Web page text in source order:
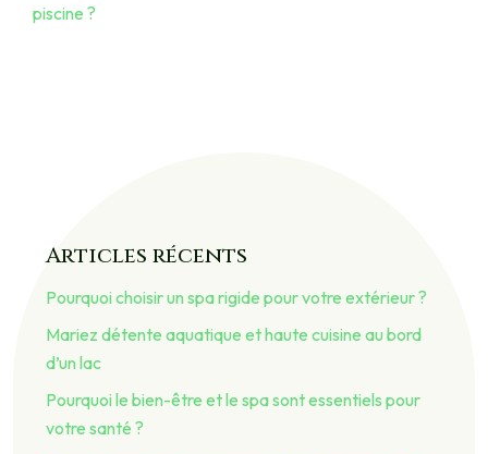
piscine ?
Articles récents
Pourquoi choisir un spa rigide pour votre extérieur ?
Mariez détente aquatique et haute cuisine au bord
d’un lac
Pourquoi le bien-être et le spa sont essentiels pour
votre santé ?